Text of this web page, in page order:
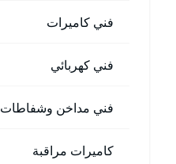
فني كاميرات
فني كهربائي
فني مداخن وشفاطات
كاميرات مراقبة